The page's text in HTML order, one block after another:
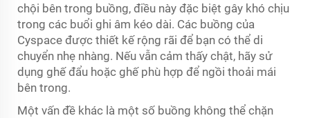
chội bên trong buồng, điều này đặc biệt gây khó chịu
trong các buổi ghi âm kéo dài. Các buồng của
Cyspace được thiết kế rộng rãi để bạn có thể di
chuyển nhẹ nhàng. Nếu vẫn cảm thấy chật, hãy sử
dụng ghế đẩu hoặc ghế phù hợp để ngồi thoải mái
bên trong.
Một vấn đề khác là một số buồng không thể chặn